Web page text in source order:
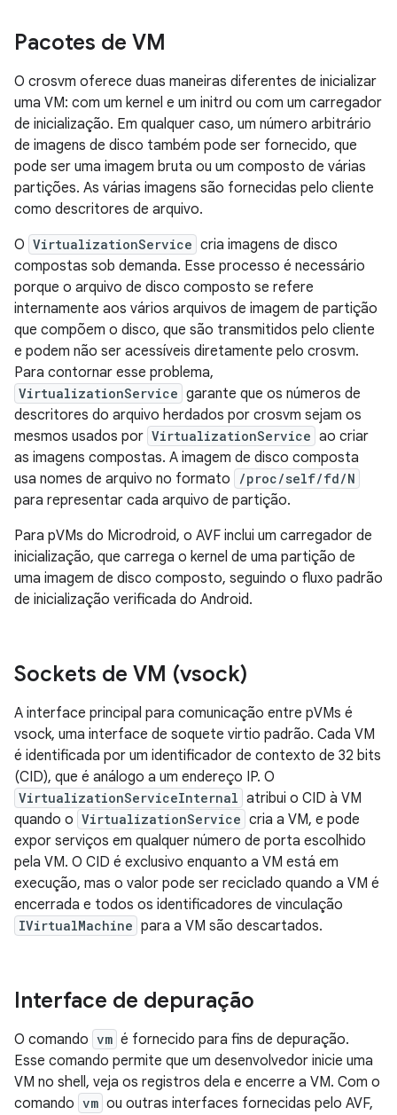
Pacotes de VM
O crosvm oferece duas maneiras diferentes de inicializar
uma VM: com um kernel e um initrd ou com um carregador
de inicialização. Em qualquer caso, um número arbitrário
de imagens de disco também pode ser fornecido, que
pode ser uma imagem bruta ou um composto de várias
partições. As várias imagens são fornecidas pelo cliente
como descritores de arquivo.
O VirtualizationService cria imagens de disco
compostas sob demanda. Esse processo é necessário
porque o arquivo de disco composto se refere
internamente aos vários arquivos de imagem de partição
que compõem o disco, que são transmitidos pelo cliente
e podem não ser acessíveis diretamente pelo crosvm.
Para contornar esse problema,
VirtualizationService garante que os números de
descritores do arquivo herdados por crosvm sejam os
mesmos usados por VirtualizationService ao criar
as imagens compostas. A imagem de disco composta
usa nomes de arquivo no formato
/proc/self/fd/N
para representar cada arquivo de partição.
Para pVMs do Microdroid, o AVF inclui um carregador de
inicialização, que carrega o kernel de uma partição de
uma imagem de disco composto, seguindo o fluxo padrão
de inicialização verificada do Android.
Sockets de VM (vsock)
A interface principal para comunicação entre pVMs é
vsock, uma interface de soquete virtio padrão. Cada VM
é identificada por um identificador de contexto de 32 bits
(CID), que é análogo a um endereço IP. O
VirtualizationServiceInternal atribui o CID à VM
quando o VirtualizationService cria a VM, e pode
expor serviços em qualquer número de porta escolhido
pela VM. O CID é exclusivo enquanto a VM está em
execução, mas o valor pode ser reciclado quando a VM é
encerrada e todos os identificadores de vinculação
IVirtualMachine para a VM são descartados.
Interface de depuração
O comando vm é fornecido para fins de depuração.
Esse comando permite que um desenvolvedor inicie uma
VM no shell, veja os registros dela e encerre a VM. Com o
comando vm ou outras interfaces fornecidas pelo AVF,